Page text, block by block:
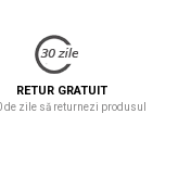
RETUR GRATUIT
de zile să returnezi produsul